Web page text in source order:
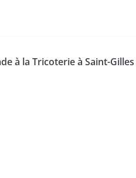
à la Tricoterie à Saint-Gilles